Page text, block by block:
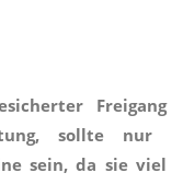
Freigang
sollte nur
sein, da sie viel